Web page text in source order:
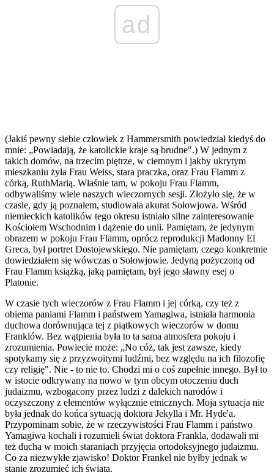
ad
(Jakiś pewny siebie człowiek z Hammersmith powiedział kiedyś do
mnie: „Powiadają, że katolickie kraje są brudne".) W jednym z
takich domów, na trzecim piętrze, w ciemnym i jakby ukrytym
mieszkaniu żyła Frau Weiss, stara praczka, oraz Frau Flamm z
córką, RuthMarią. Właśnie tam, w pokoju Frau Flamm,
odbywaliśmy wiele naszych wieczornych sesji. Złożyło się, że w
czasie, gdy ją poznałem, studiowała akurat Sołowjowa. Wśród
niemieckich katolików tego okresu istniało silne zainteresowanie
Kościołem Wschodnim i dążenie do unii. Pamiętam, że jedynym
obrazem w pokoju Frau Flamm, oprócz reprodukcji Madonny El
Greca, był portret Dostojewskiego. Nie pamiętam, czego konkretnie
dowiedziałem się wówczas o Sołowjowie. Jedyną pożyczoną od
Frau Flamm książką, jaką pamiętam, był jego sławny esej o
Platonie.
W czasie tych wieczorów z Frau Flamm i jej córką, czy też z
obiema paniami Flamm i państwem Yamagiwa, istniała harmonia
duchowa dorównująca tej z piątkowych wieczorów w domu
Franklów. Bez wątpienia była to ta sama atmosfera pokoju i
zrozumienia. Powiecie może: „No cóż, tak jest zawsze, kiedy
spotykamy się z przyzwoitymi ludźmi, bez względu na ich filozofię
czy religię". Nie - to nie to. Chodzi mi o coś zupełnie innego. Był to
w istocie odkrywany na nowo w tym obcym otoczeniu duch
judaizmu, wzbogacony przez ludzi z dalekich narodów i
oczyszczony z elementów wyłącznie etnicznych. Moja sytuacja nie
była jednak do końca sytuacją doktora Jekylla i Mr. Hyde'a.
Przypominam sobie, że w rzeczywistości Frau Flamm i państwo
Yamagiwa kochali i rozumieli świat doktora Frankla, dodawali mi
też ducha w moich staraniach przyjęcia ortodoksyjnego judaizmu.
Co za niezwykłe zjawisko! Doktor Frankel nie byłby jednak w
stanie zrozumieć ich świata.